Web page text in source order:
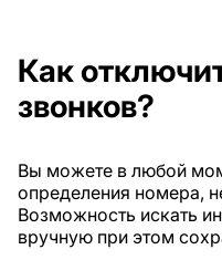
Как
звонков?
Вы можете в любой
определения номера,
Возможность искать
вручную при этом